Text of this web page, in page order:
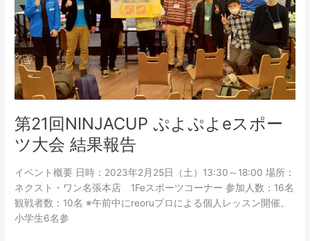
第21回NINJACUP ぷよぷよeスポー
ツ大会 結果報告
イベント概要 日時：2023年2月25日（土）13:30～18:00 場所：
ネクスト・ワン名張本店 1Feスポーツコーナー 参加人数：16名
観戦者数：10名 ※午前中にreoruプロによる個人レッスン開催。
小学生6名参
ぷ
よ
ぷ
よ
e
ス
ポ
ー
ツ
大
結
果
報
告